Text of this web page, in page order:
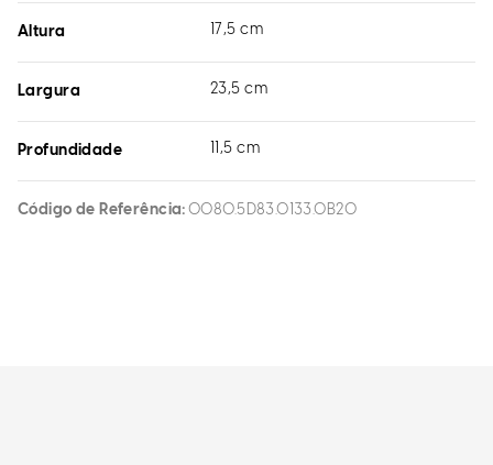
Altura 17,5 cm
Largura 23,5 cm
Profundidade 11,5 cm
Código de Referência 0080.5D83.0133.0B20